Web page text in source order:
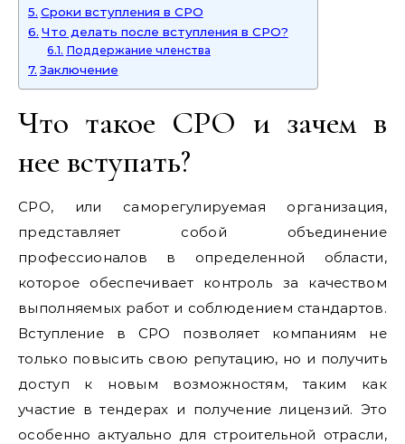
Сроки вступления в СРО
Что делать после вступления в СРО?
Поддержание членства
Заключение
Что такое СРО и зачем в
нее вступать?
СРО, или саморегулируемая организация,
представляет собой объединение
профессионалов в определенной области,
которое обеспечивает контроль за качеством
выполняемых работ и соблюдением стандартов.
Вступление в СРО позволяет компаниям не
только повысить свою репутацию, но и получить
доступ к новым возможностям, таким как
участие в тендерах и получение лицензий. Это
особенно актуально для строительной отрасли,